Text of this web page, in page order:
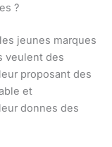
?
jeunes marques
veulent des
proposant des
et
donnes des